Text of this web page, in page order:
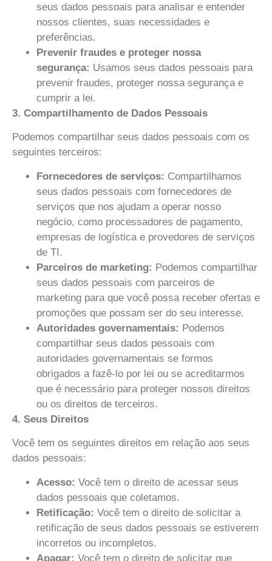
seus dados pessoais para analisar e entender
nossos clientes, suas necessidades e
preferências.
Prevenir fraudes e proteger nossa
segurança: Usamos seus dados pessoais para
prevenir fraudes, proteger nossa segurança e
cumprir a lei.
3. Compartilhamento de Dados Pessoais
Podemos compartilhar seus dados pessoais com os
seguintes terceiros:
Fornecedores de serviços: Compartilhamos
seus dados pessoais com fornecedores de
serviços que nos ajudam a operar nosso
negócio, como processadores de pagamento,
empresas de logística e provedores de serviços
de TI.
Parceiros de marketing: Podemos compartilhar
seus dados pessoais com parceiros de
marketing para que você possa receber ofertas e
promoções que possam ser do seu interesse.
Autoridades governamentais: Podemos
compartilhar seus dados pessoais com
autoridades governamentais se formos
obrigados a fazê-lo por lei ou se acreditarmos
que é necessário para proteger nossos direitos
ou os direitos de terceiros.
4. Seus Direitos
Você tem os seguintes direitos em relação aos seus
dados pessoais:
Acesso: Você tem o direito de acessar seus
dados pessoais que coletamos.
Retificação: Você tem o direito de solicitar a
retificação de seus dados pessoais se estiverem
incorretos ou incompletos.
Apagar: Você tem o direito de solicitar que